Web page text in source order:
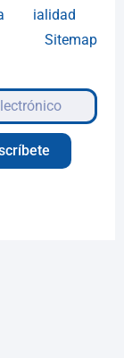
ialidad
Sitemap